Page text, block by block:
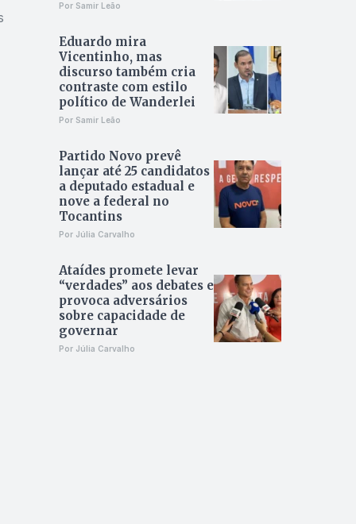
Por Samir Leão
Eduardo mira
Vicentinho, mas
discurso também cria
contraste com estilo
político de Wanderlei
Por Samir Leão
Partido Novo prevê
lançar até 25 candidatos
a deputado estadual e
nove a federal no
Tocantins
Por Júlia Carvalho
Ataídes promete levar
“verdades” aos debates e
provoca adversários
sobre capacidade de
governar
Por Júlia Carvalho